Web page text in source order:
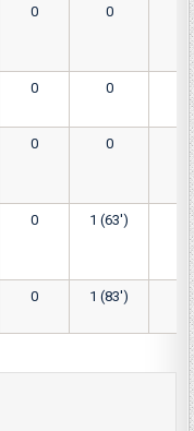
0 0 0
0 0 0
0 0 0
0 1 (63') 0
0 1 (83') 0